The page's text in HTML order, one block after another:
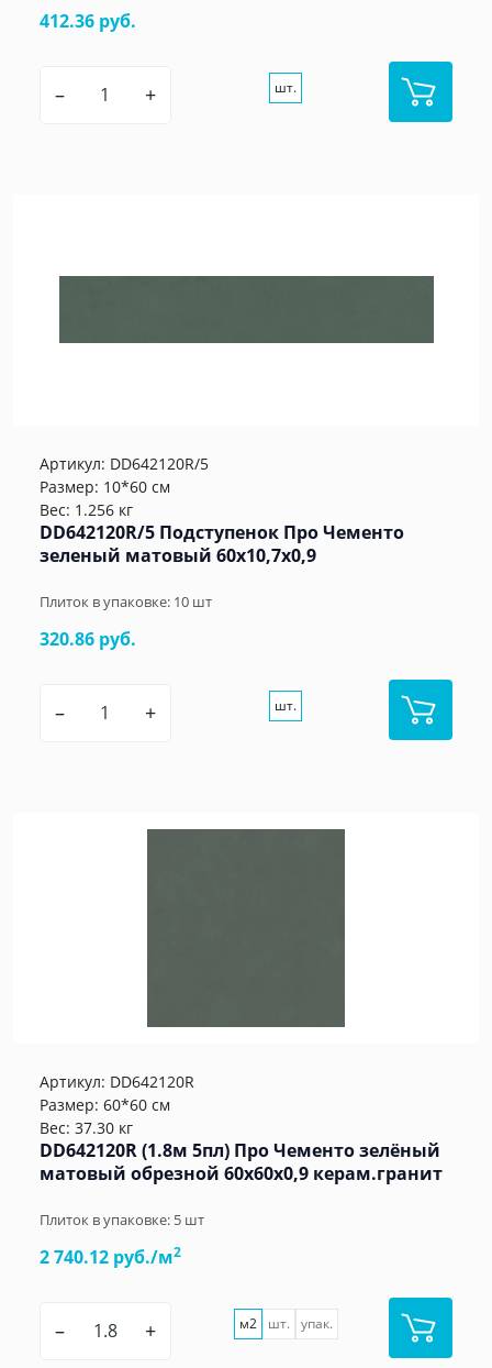
412.36 руб.
– + шт.
Артикул: DD642120R/5
Размер: 10*60 см
Вес: 1.256 кг
DD642120R/5 Подступенок Про Чементо
зеленый матовый 60x10,7x0,9
Плиток в упаковке: 10 шт
320.86 руб.
– + шт.
Артикул: DD642120R
Размер: 60*60 см
Вес: 37.30 кг
DD642120R (1.8м 5пл) Про Чементо зелёный
матовый обрезной 60x60x0,9 керам.гранит
Плиток в упаковке: 5 шт
2 740.12 руб./м2
– + м2 шт. упак.